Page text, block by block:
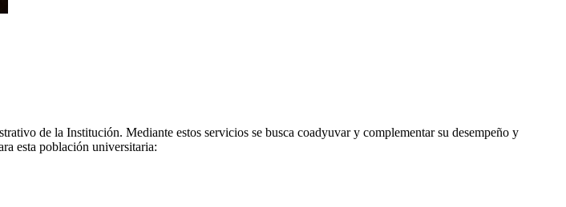
de la Institución. Mediante estos servicios se busca coadyuvar y complementar su desempeño y
esta población universitaria: